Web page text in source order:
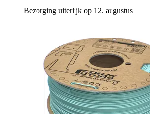
Bezorging uiterlijk op 12. augustus